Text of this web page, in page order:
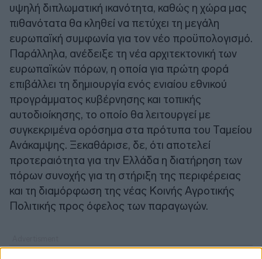
υψηλή διπλωματική ικανότητα, καθώς η χώρα μας
πιθανότατα θα κληθεί να πετύχει τη μεγάλη
ευρωπαϊκή συμφωνία για τον νέο προϋπολογισμό.
Παράλληλα, ανέδειξε τη νέα αρχιτεκτονική των
ευρωπαϊκών πόρων, η οποία για πρώτη φορά
επιβάλλει τη δημιουργία ενός ενιαίου εθνικού
προγράμματος κυβέρνησης και τοπικής
αυτοδιοίκησης, το οποίο θα λειτουργεί με
συγκεκριμένα ορόσημα στα πρότυπα του Ταμείου
Ανάκαμψης. Ξεκαθάρισε, δε, ότι αποτελεί
προτεραιότητα για την Ελλάδα η διατήρηση των
πόρων συνοχής για τη στήριξη της περιφέρειας
και τη διαμόρφωση της νέας Κοινής Αγροτικής
Πολιτικής προς όφελος των παραγωγών.